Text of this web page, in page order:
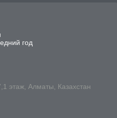
год
этаж, Алматы, Казахстан